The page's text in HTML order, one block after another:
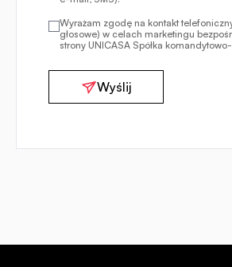
Wyrażam zgodę na kontakt
głosowe) w celach marketingu
strony UNICASA Spółka
Wyślij